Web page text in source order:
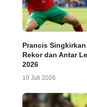
Prancis
Rekor dan Antar
2026
10 Juli 2026